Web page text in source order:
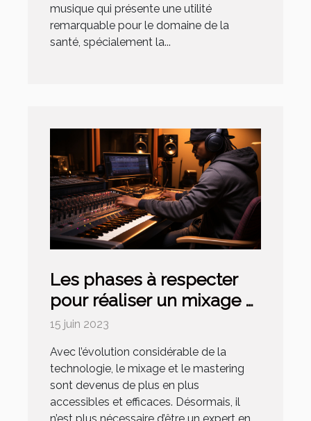
musique qui présente une utilité
remarquable pour le domaine de la
santé, spécialement la...
Les phases à respecter
pour réaliser un mixage et
mastering en ligne
15 juin 2023
Avec l’évolution considérable de la
technologie, le mixage et le mastering
sont devenus de plus en plus
accessibles et efficaces. Désormais, il